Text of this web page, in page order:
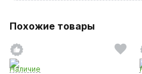
Похожие товары
Наличие